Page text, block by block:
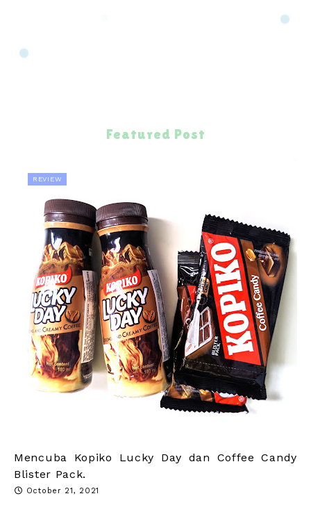
Featured Post
REVIEW
Mencuba Kopiko Lucky Day dan Coffee Candy
Blister Pack.
October 21, 2021